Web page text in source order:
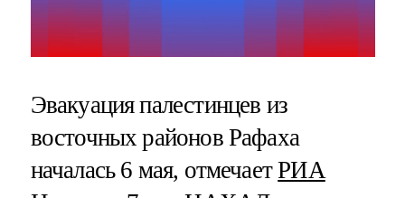
Эвакуация палестинцев из
восточных районов Рафаха
началась 6 мая, отмечаетРИА